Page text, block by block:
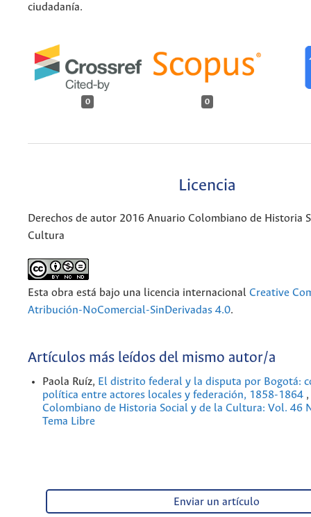
ciudadanía.
0 0
Licencia
Derechos de autor 2016 Anuario Colombiano de Historia
Cultura
Esta obra está bajo una licencia internacional Creative
Atribución-NoComercial-SinDerivadas 4.0.
Artículos más leídos del mismo autor/a
Paola Ruíz, El distrito federal y la disputa por Bogotá:
política entre actores locales y federación, 1858-1864 ,
Colombiano de Historia Social y de la Cultura: Vol. 46
Tema Libre
Enviar un artículo